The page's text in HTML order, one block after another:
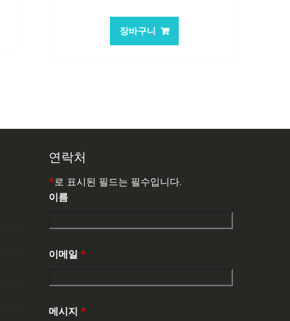
가
격:
장바구니
연락처
*로 표시된 필드는 필수입니다.
이름
이메일 *
메시지 *